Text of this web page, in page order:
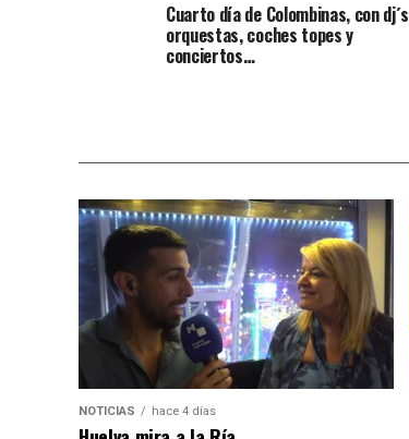
Cuarto día de Colombinas, con dj´s
orquestas, coches topes y
conciertos…
NOTICIAS hace 4 días